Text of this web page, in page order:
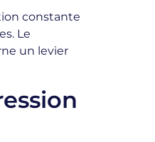
constante
Le
un levier